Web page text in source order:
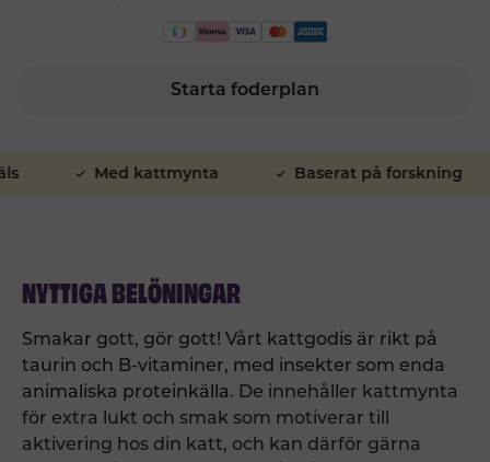
Starta foderplan
Med kattmynta Baserat på forskning
NYTTIGA BELÖNINGAR
Smakar gott, gör gott! Vårt kattgodis är rikt på
taurin och B-vitaminer, med insekter som enda
animaliska proteinkälla. De innehåller kattmynta
för extra lukt och smak som motiverar till
aktivering hos din katt, och kan därför gärna